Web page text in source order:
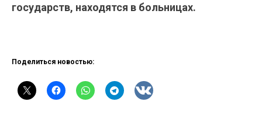
государств, находятся в больницах.
Поделиться новостью: